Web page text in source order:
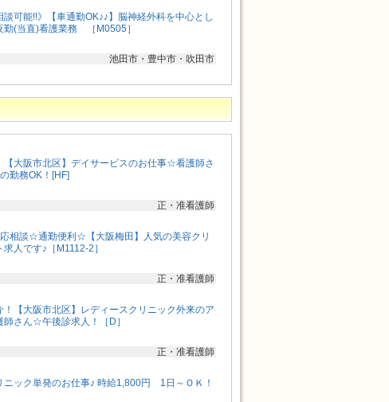
談可能!!》【車通勤OK♪♪】脳神経外科を中心とし
勤(当直)看護業務 ［M0505］
池田市・豊中市・吹田市
【大阪市北区】デイサービスのお仕事☆看護師さ
勤務OK！[HF]
正・准看護師
相談☆通勤便利☆【大阪梅田】人気の美容クリ
人です♪［M1112-2］
正・准看護師
！【大阪市北区】レディースクリニック外来のア
さん☆午後診求人！［D］
正・准看護師
ニック単発のお仕事♪ 時給1,800円 1日～ＯＫ！